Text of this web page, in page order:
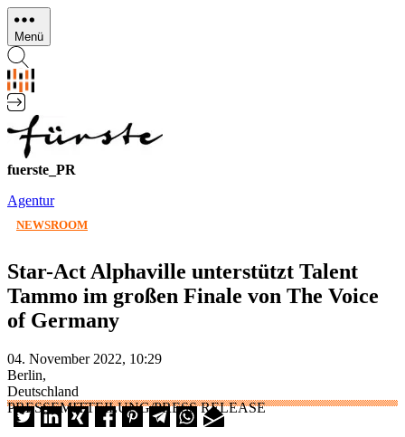
Direkt
zum
Inhalt
Menü
fuerste_PR
Agentur
NEWSROOM
Star-Act Alphaville unterstützt Talent
Tammo im großen Finale von The Voice
of Germany
04. November 2022, 10:29
Berlin,
Deutschland
PRESSEMITTEILUNG/PRESS RELEASE